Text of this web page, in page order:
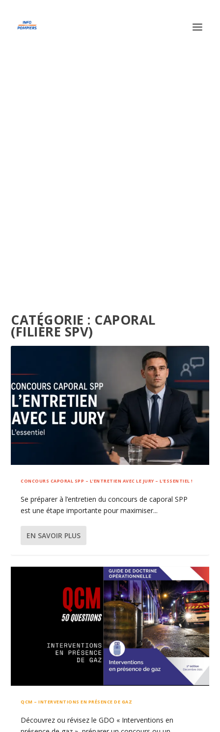
CATÉGORIE : CAPORAL
(FILIÈRE SPV)
CONCOURS CAPORAL SPP – L’ENTRETIEN AVEC LE JURY – L’ESSENTIEL !
Se préparer à l’entretien du concours de caporal SPP
est une étape importante pour maximiser...
EN SAVOIR PLUS
QCM – INTERVENTIONS EN PRÉSENCE DE GAZ
Découvrez ou révisez le GDO « Interventions en